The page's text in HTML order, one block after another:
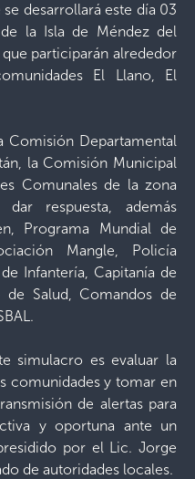
desarrollará este día 03
la Isla de Méndez del
participarán alrededor
El Llano, El
Comisión Departamental
la Comisión Municipal
Comunales de la zona
respuesta, además
Programa Mundial de
Mangle, Policía
Infantería, Capitanía de
Salud, Comandos de
simulacro es evaluar la
comunidades y tomar en
de alertas para
y oportuna ante un
por el Lic. Jorge
de autoridades locales.